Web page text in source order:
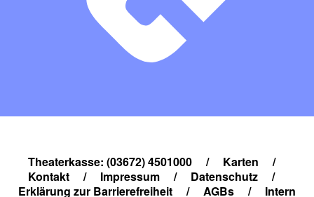
Theaterkasse: (03672) 4501000 / Karten
/
Kontakt
/ Impressum / Datenschutz
/
Erklärung zur Barrierefreiheit
/ AGBs / Intern